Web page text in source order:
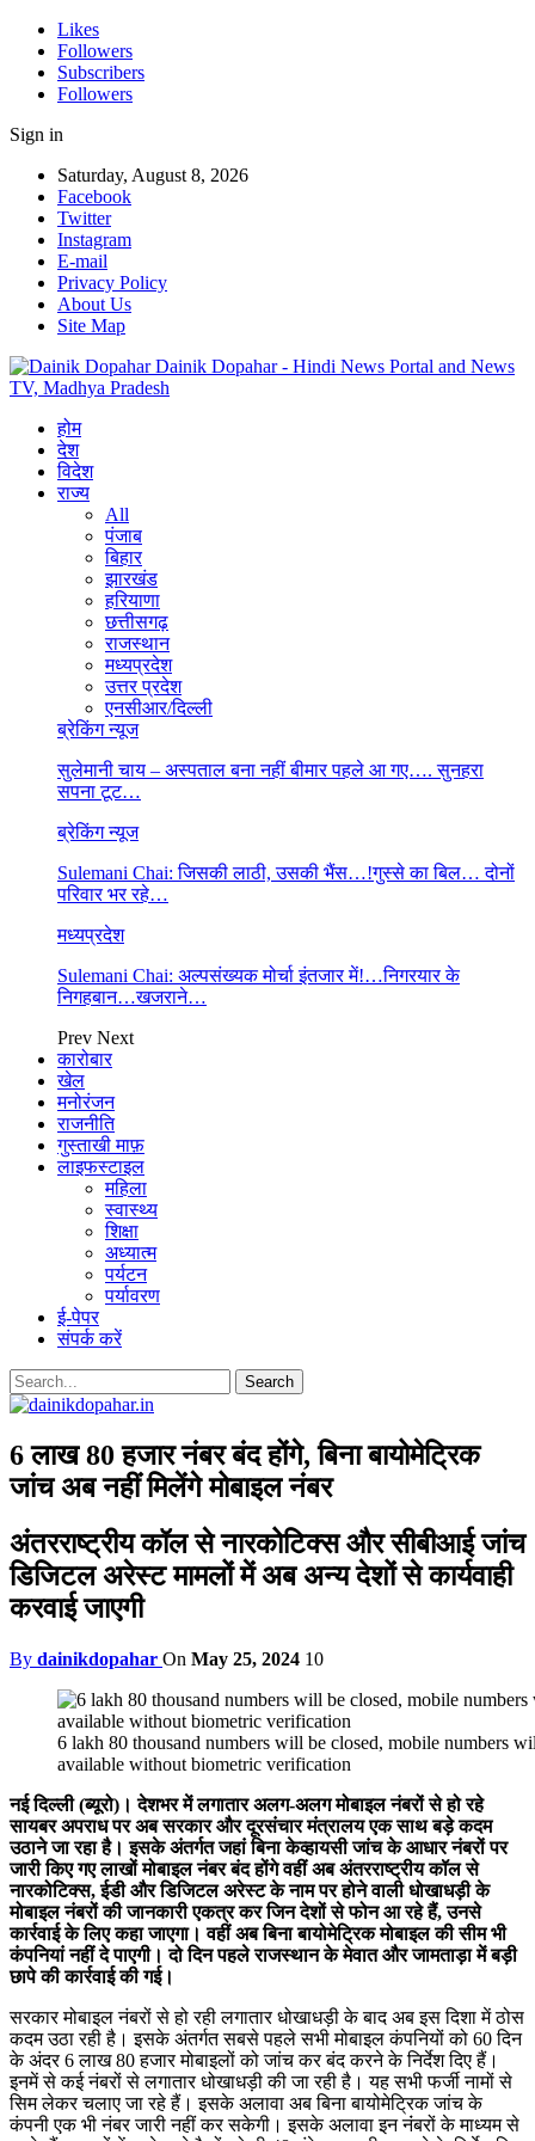
Likes
Followers
Subscribers
Followers
Sign in
Saturday, August 8, 2026
Facebook
Twitter
Instagram
E-mail
Privacy Policy
About Us
Site Map
Dainik Dopahar - Hindi News Portal and News
TV, Madhya Pradesh
होम
देश
विदेश
राज्य
All
पंजाब
बिहार
झारखंड
हरियाणा
छत्तीसगढ़
राजस्थान
मध्यप्रदेश
उत्तर प्रदेश
एनसीआर/दिल्ली
ब्रेकिंग न्यूज
सुलेमानी चाय – अस्पताल बना नहीं बीमार पहले आ गए…. सुनहरा
सपना टूट…
ब्रेकिंग न्यूज
Sulemani Chai: जिसकी लाठी, उसकी भैंस…!गुस्से का बिल… दोनों
परिवार भर रहे…
मध्यप्रदेश
Sulemani Chai: अल्पसंख्यक मोर्चा इंतजार में!…निगरयार के
निगहबान…खजराने…
Prev Next
कारोबार
खेल
मनोरंजन
राजनीति
गुस्ताखी माफ़
लाइफस्टाइल
महिला
स्वास्थ्य
शिक्षा
अध्यात्म
पर्यटन
पर्यावरण
ई-पेपर
संपर्क करें
6 लाख 80 हजार नंबर बंद होंगे, बिना बायोमेट्रिक
जांच अब नहीं मिलेंगे मोबाइल नंबर
अंतरराष्ट्रीय कॉल से नारकोटिक्स और सीबीआई जांच
डिजिटल अरेस्ट मामलों में अब अन्य देशों से कार्यवाही
करवाई जाएगी
By dainikdopahar On May 25, 2024 10
6 lakh 80 thousand numbers will be closed, mobile numbers
available without biometric verification
नई दिल्ली (ब्यूरो)। देशभर में लगातार अलग-अलग मोबाइल नंबरों से हो रहे
सायबर अपराध पर अब सरकार और दूरसंचार मंत्रालय एक साथ बड़े कदम
उठाने जा रहा है। इसके अंतर्गत जहां बिना केव्हायसी जांच के आधार नंबरों पर
जारी किए गए लाखों मोबाइल नंबर बंद होंगे वहीं अब अंतरराष्ट्रीय कॉल से
नारकोटिक्स, ईडी और डिजिटल अरेस्ट के नाम पर होने वाली धोखाधड़ी के
मोबाइल नंबरों की जानकारी एकत्र कर जिन देशों से फोन आ रहे हैं, उनसे
कार्रवाई के लिए कहा जाएगा। वहीं अब बिना बायोमेट्रिक मोबाइल की सीम भी
कंपनियां नहीं दे पाएगी। दो दिन पहले राजस्थान के मेवात और जामताड़ा में बड़ी
छापे की कार्रवाई की गई।
सरकार मोबाइल नंबरों से हो रही लगातार धोखाधड़ी के बाद अब इस दिशा में ठोस
कदम उठा रही है। इसके अंतर्गत सबसे पहले सभी मोबाइल कंपनियों को 60 दिन
के अंदर 6 लाख 80 हजार मोबाइलों को जांच कर बंद करने के निर्देश दिए हैं।
इनमें से कई नंबरों से लगातार धोखाधड़ी की जा रही है। यह सभी फर्जी नामों से
सिम लेकर चलाए जा रहे हैं। इसके अलावा अब बिना बायोमेट्रिक जांच के
कंपनी एक भी नंबर जारी नहीं कर सकेगी। इसके अलावा इन नंंबरों के माध्यम से